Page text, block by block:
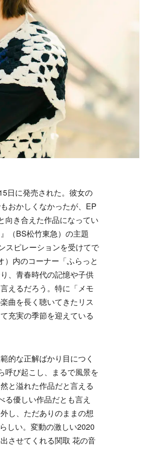
日に発売された。彼女の
おかしくなかったが、EP
向き合えた作品になってい
（BS松竹東急）の主題
スピレーションを受けてで
内のコーナー「ふらっと
、青春時代の記憶や子供
えるだろう。特に「メモ
曲を長く聴いてきたリス
充実の季節を迎えている
的な正解ばかり目につく
呼び起こし、まるで風景を
と溢れた作品だと言える
る優しい作品だとも言え
し、ただありのままの想
しい。変動の激しい2020
させてくれる関取 花の音